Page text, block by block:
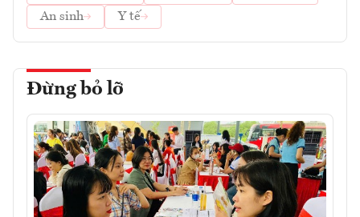
An sinh
Y tế
Đừng bỏ lỡ